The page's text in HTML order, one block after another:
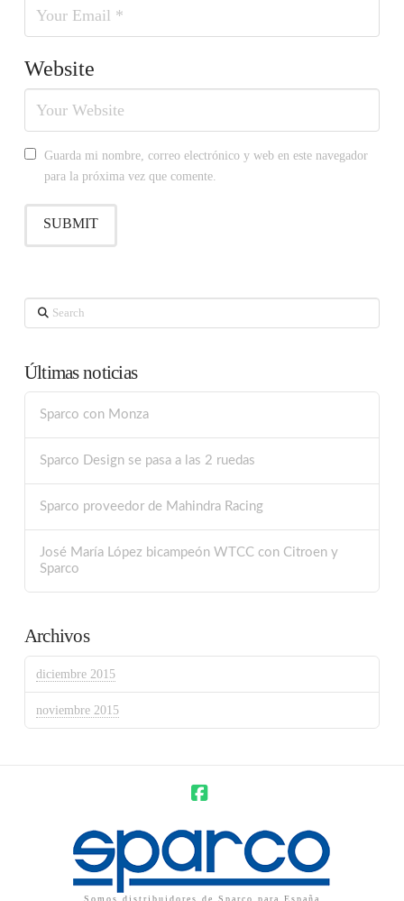
Website
Guarda mi nombre, correo electrónico y web en este navegador
para la próxima vez que comente.
Search
Últimas noticias
Sparco con Monza
Sparco Design se pasa a las 2 ruedas
Sparco proveedor de Mahindra Racing
José María López bicampeón WTCC con Citroen y
Sparco
Archivos
diciembre 2015
noviembre 2015
Somos distribuidores de Sparco para España